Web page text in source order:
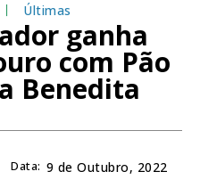
Últimas
ganha
com Pão
Benedita
Data: 9 de Outubro, 2022